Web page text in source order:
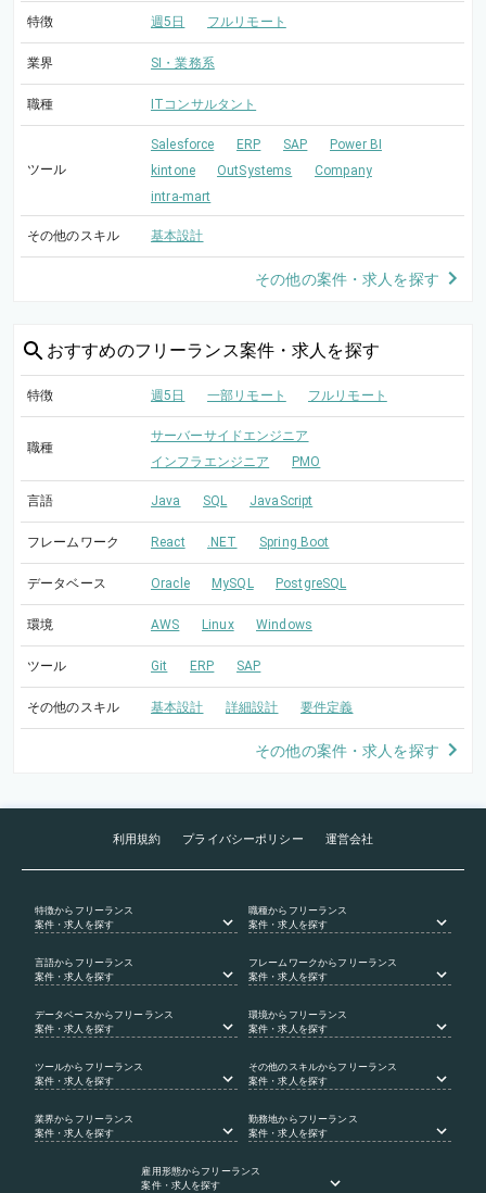
特徴 週5日 フルリモート
業界 SI・業務系
職種 ITコンサルタント
ツール
Salesforce ERP SAP
Power BI
kintone
OutSystems
Company
intra-mart
その他のスキル 基本設計
その他の案件・求人を探す
おすすめのフリーランス案件・求人を探す
特徴 週5日 一部リモート フルリモート
職種
サーバーサイドエンジニア
インフラエンジニア
PMO
言語 Java SQL JavaScript
フレームワーク React .NET Spring Boot
データベース Oracle MySQL PostgreSQL
環境 AWS Linux Windows
ツール Git ERP SAP
その他のスキル 基本設計 詳細設計 要件定義
その他の案件・求人を探す
利用規約 プライバシーポリシー 運営会社
特徴からフリーランス
案件・求人を探す
職種からフリーランス
案件・求人を探す
言語からフリーランス
案件・求人を探す
フレームワークからフリーランス
案件・求人を探す
データベース からフリーランス
案件・求人を探す
環境からフリーランス
案件・求人を探す
ツールからフリーランス
案件・求人を探す
その他のスキルからフリーランス
案件・求人を探す
業界からフリーランス
案件・求人を探す
勤務地からフリーランス
案件・求人を探す
雇用形態からフリーランス
案件・求人を探す